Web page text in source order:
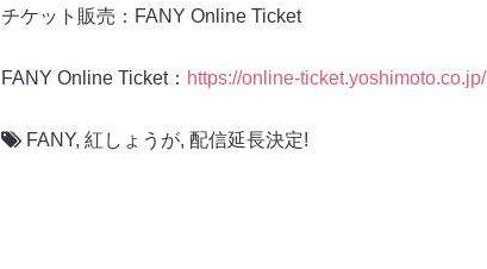
チケット販売：FANY Online Ticket
FANY Online Ticket： https://online-ticket.yoshimoto.co.jp/
FANY, 紅しょうが, 配信延長決定!